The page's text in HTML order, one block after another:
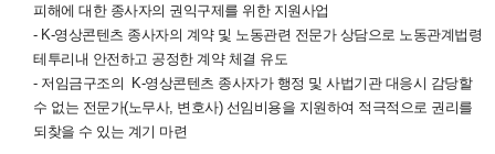
피해에 대한 종사자의 권익구제를 위한 지원사업
- K-영상콘텐츠 종사자의 계약 및 노동관련 전문가 상담으로 노동관계법령
테투리내 안전하고 공정한 계약 체결 유도
- 저임금구조의 K-영상콘텐츠 종사자가 행정 및 사법기관 대응시 감당할
수 없는 전문가(노무사, 변호사) 선임비용을 지원하여 적극적으로 권리를
되찾을 수 있는 계기 마련